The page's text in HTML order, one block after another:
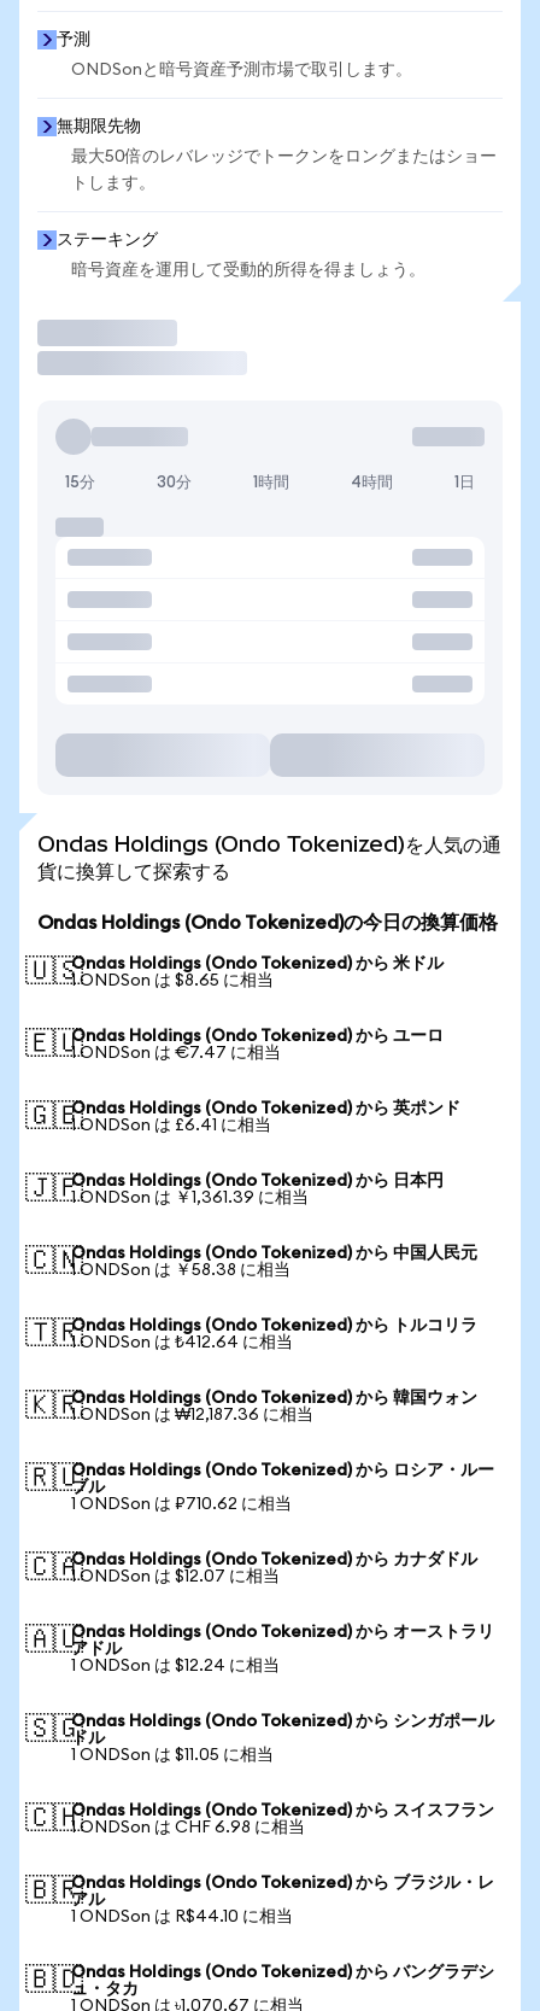
予測
ONDSonと暗号資産予測市場で取引します。
無期限先物
最大50倍のレバレッジでトークンをロングまたはショー
トします。
ステーキング
暗号資産を運用して受動的所得を得ましょう。
15分 30分 1時間 4時間 1日
Ondas Holdings (Ondo Tokenized)を人気の通
貨に換算して探索する
Ondas Holdings (Ondo Tokenized)の今日の換算価格
🇺🇸Ondas Holdings (Ondo Tokenized) から 米ドル
1 ONDSon は $8.65 に相当
🇪🇺Ondas Holdings (Ondo Tokenized) から ユーロ
1 ONDSon は €7.47 に相当
🇬🇧Ondas Holdings (Ondo Tokenized) から 英ポンド
1 ONDSon は £6.41 に相当
🇯🇵Ondas Holdings (Ondo Tokenized) から 日本円
1 ONDSon は ￥1,361.39 に相当
🇨🇳Ondas Holdings (Ondo Tokenized) から 中国人民元
1 ONDSon は ￥58.38 に相当
🇹🇷Ondas Holdings (Ondo Tokenized) から トルコリラ
1 ONDSon は ₺412.64 に相当
🇰🇷Ondas Holdings (Ondo Tokenized) から 韓国ウォン
1 ONDSon は ₩12,187.36 に相当
🇷🇺Ondas Holdings (Ondo Tokenized) から ロシア・ルー
ブル
1 ONDSon は ₽710.62 に相当
🇨🇦Ondas Holdings (Ondo Tokenized) から カナダドル
1 ONDSon は $12.07 に相当
🇦🇺Ondas Holdings (Ondo Tokenized) から オーストラリ
アドル
1 ONDSon は $12.24 に相当
🇸🇬Ondas Holdings (Ondo Tokenized) から シンガポール
ドル
1 ONDSon は $11.05 に相当
🇨🇭Ondas Holdings (Ondo Tokenized) から スイスフラン
1 ONDSon は CHF 6.98 に相当
🇧🇷Ondas Holdings (Ondo Tokenized) から ブラジル・レ
アル
1 ONDSon は R$44.10 に相当
🇧🇩Ondas Holdings (Ondo Tokenized) から バングラデシ
ュ・タカ
1 ONDSon は ৳1,070.67 に相当